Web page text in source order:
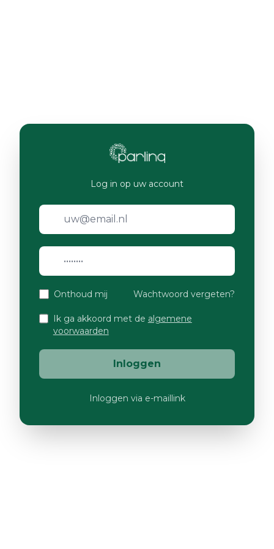
Log in op uw account
Onthoud mij Wachtwoord vergeten?
Ik ga akkoord met de algemene
voorwaarden
Inloggen
Inloggen via e-maillink